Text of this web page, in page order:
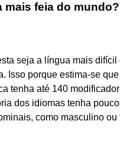
mais feia do mundo?
seja a língua mais difícil
Isso porque estima-se que
tenha até 140
dos idiomas tenha
como masculino ou